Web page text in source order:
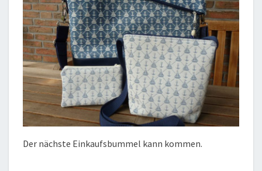
Der nächste Einkaufsbummel kann kommen.